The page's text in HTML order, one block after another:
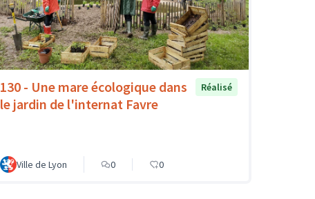
130 - Une mare écologique dans
le jardin de l'internat Favre
Réalisé
Ville de Lyon 0 0